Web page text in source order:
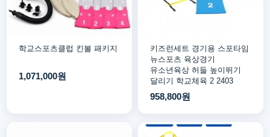
학교스포츠클럽 킨볼 패키지
1,071,000원
키즈런세트 경기용 스포타임
뉴스포츠 육상경기
유소년육상 허들 높이뛰기
달리기 학교체육 2 2403
958,800원